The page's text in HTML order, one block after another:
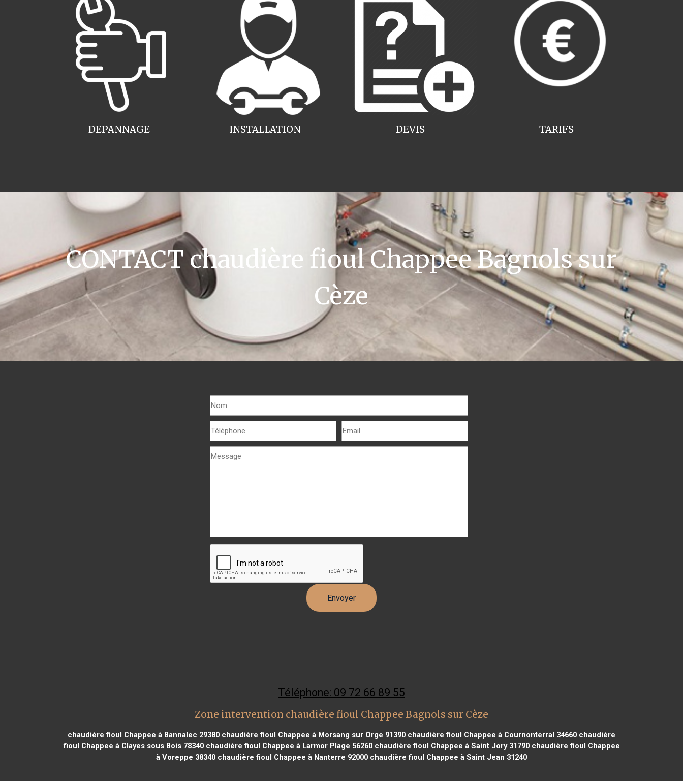
INSTALLATION
DEPANNAGE TARIFS
DEVIS
CONTACT chaudière fioul Chappee Bagnols sur
Cèze
Téléphone: 09 72 66 89 55
Zone intervention chaudière fioul Chappee Bagnols sur Cèze
chaudière fioul Chappee à Bannalec 29380 chaudière fioul Chappee à Morsang sur Orge 91390 chaudière fioul Chappee à Cournonterral 34660 chaudière
fioul Chappee à Clayes sous Bois 78340chaudière fioul Chappee à Larmor Plage 56260chaudière fioul Chappee à Saint Jory 31790chaudière fioul Chappee
à Voreppe 38340 chaudière fioul Chappee à Nanterre 92000 chaudière fioul Chappee à Saint Jean 31240